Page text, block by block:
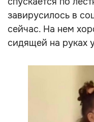
завирусилось в
сейчас. На нем
сидящей на руках